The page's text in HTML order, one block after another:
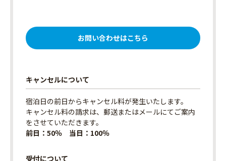
お問い合わせはこちら
キャンセルについて
宿泊日の前日からキャンセル料が発生いたします。
キャンセル料の請求は、郵送またはメールにてご案内
をさせていただきます。
前日：50％ 当日：100％
受付について